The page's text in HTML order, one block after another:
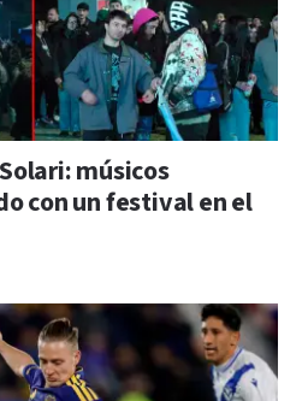
músicos
con un festival en el